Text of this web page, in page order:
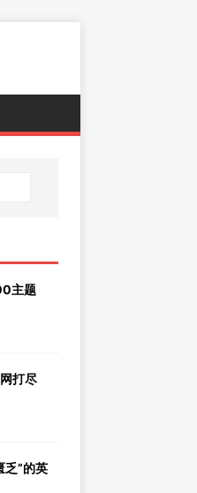
主题
打尽
乏”的英